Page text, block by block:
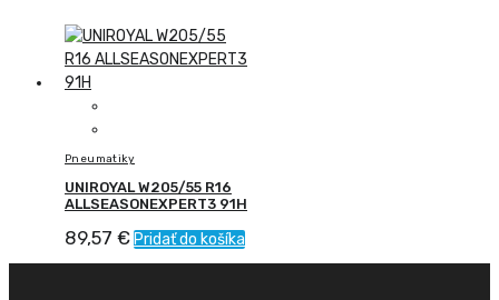
Pneumatiky
UNIROYAL W205/55 R16
ALLSEASONEXPERT3 91H
89,57 € Pridať do košíka